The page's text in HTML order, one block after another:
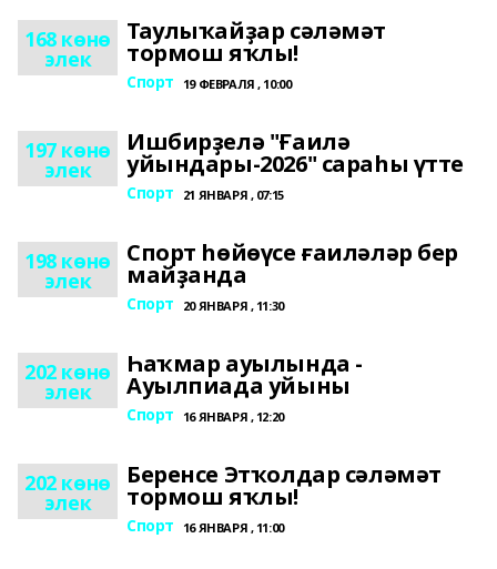
168 көнө
элек
Таулыҡайҙар сәләмәт
тормош яҡлы!
Спорт 19 ФЕВРАЛЯ , 10:00
197 көнө
элек
Ишбирҙелә "Ғаилә
уйындары-2026" сараһы үтте
Спорт 21 ЯНВАРЯ , 07:15
198 көнө
элек
Спорт һөйөүсе ғаиләләр бер
майҙанда
Спорт 20 ЯНВАРЯ , 11:30
202 көнө
элек
Һаҡмар ауылында -
Ауылпиада уйыны
Спорт 16 ЯНВАРЯ , 12:20
202 көнө
элек
Беренсе Этҡолдар сәләмәт
тормош яҡлы!
Спорт 16 ЯНВАРЯ , 11:00